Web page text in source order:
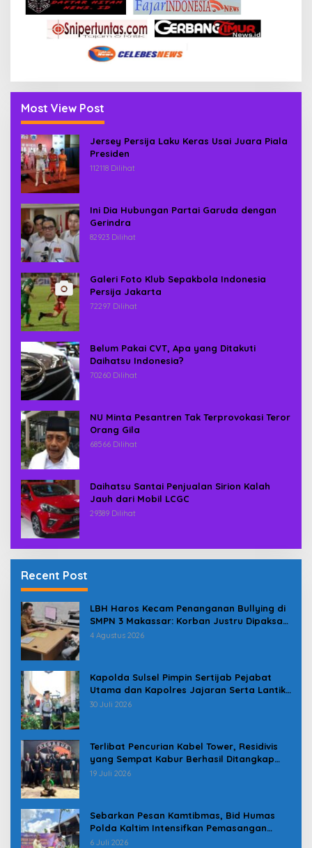
Most View Post
Jersey Persija Laku Keras Usai Juara Piala
Presiden
112118 Dilihat
Ini Dia Hubungan Partai Garuda dengan
Gerindra
82923 Dilihat
Galeri Foto Klub Sepakbola Indonesia
Persija Jakarta
72297 Dilihat
Belum Pakai CVT, Apa yang Ditakuti
Daihatsu Indonesia?
70260 Dilihat
NU Minta Pesantren Tak Terprovokasi Teror
Orang Gila
68566 Dilihat
Daihatsu Santai Penjualan Sirion Kalah
Jauh dari Mobil LCGC
29389 Dilihat
Recent Post
LBH Haros Kecam Penanganan Bullying di
SMPN 3 Makassar: Korban Justru Dipaksa
Pindah
4 Agustus 2026
Kapolda Sulsel Pimpin Sertijab Pejabat
Utama dan Kapolres Jajaran Serta Lantik
Karolog dan Kapolresta Gowa
30 Juli 2026
Terlibat Pencurian Kabel Tower, Residivis
yang Sempat Kabur Berhasil Ditangkap
Tim Gabungan di Jeneponto
19 Juli 2026
Sebarkan Pesan Kamtibmas, Bid Humas
Polda Kaltim Intensifkan Pemasangan
Spanduk serta Pembagian Stiker
6 Juli 2026